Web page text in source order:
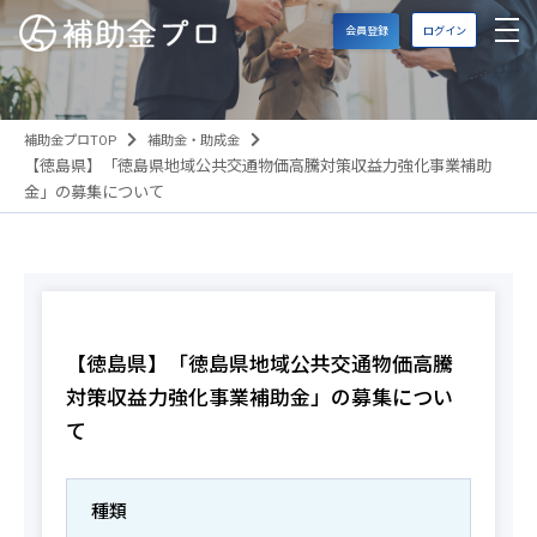
会員登録 ログイン
補助金プロTOP 補助金・助成金
【徳島県】「徳島県地域公共交通物価高騰対策収益力強化事業補助
金」の募集について
【徳島県】「徳島県地域公共交通物価高騰
対策収益力強化事業補助金」の募集につい
て
種類